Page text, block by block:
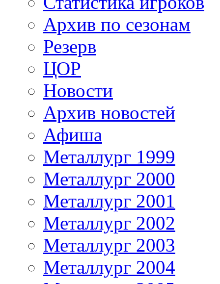
Архив по сезонам
Резерв
ЦОР
Новости
Архив новостей
Афиша
Металлург 1999
Металлург 2000
Металлург 2001
Металлург 2002
Металлург 2003
Металлург 2004